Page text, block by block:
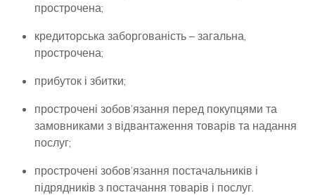
прострочена;
кредиторська заборгованість – загальна,
прострочена;
прибуток і збитки;
прострочені зобов’язання перед покупцями та
замовниками з відвантаження товарів та надання
послуг;
прострочені зобов’язання постачальників і
підрядників з постачання товарів і послуг.